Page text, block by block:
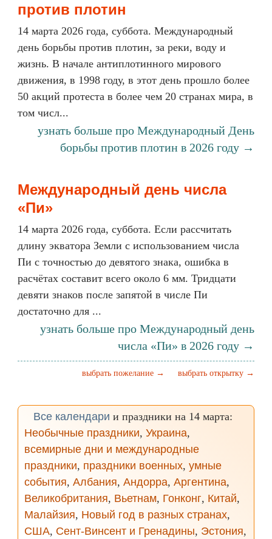
против плотин
14 марта 2026 года, суббота. Международный
день борьбы против плотин, за реки, воду и
жизнь. В начале антиплотинного мирового
движения, в 1998 году, в этот день прошло более
50 акций протеста в более чем 20 странах мира, в
том числ...
узнать больше про Международный День
борьбы против плотин в 2026 году →
Международный день числа
«Пи»
14 марта 2026 года, суббота. Если рассчитать
длину экватора Земли с использованием числа
Пи с точностью до девятого знака, ошибка в
расчётах составит всего около 6 мм. Тридцати
девяти знаков после запятой в числе Пи
достаточно для ...
узнать больше про Международный день
числа «Пи» в 2026 году →
выбрать открытку →
выбрать пожелание →
Все календари и праздники на 14 марта:
Необычные праздники, Украина,
всемирные дни и международные
праздники, праздники военных, умные
события, Албания, Андорра, Аргентина,
Великобритания, Вьетнам, Гонконг, Китай,
Малайзия, Новый год в разных странах,
США, Сент-Винсент и Гренадины, Эстония,